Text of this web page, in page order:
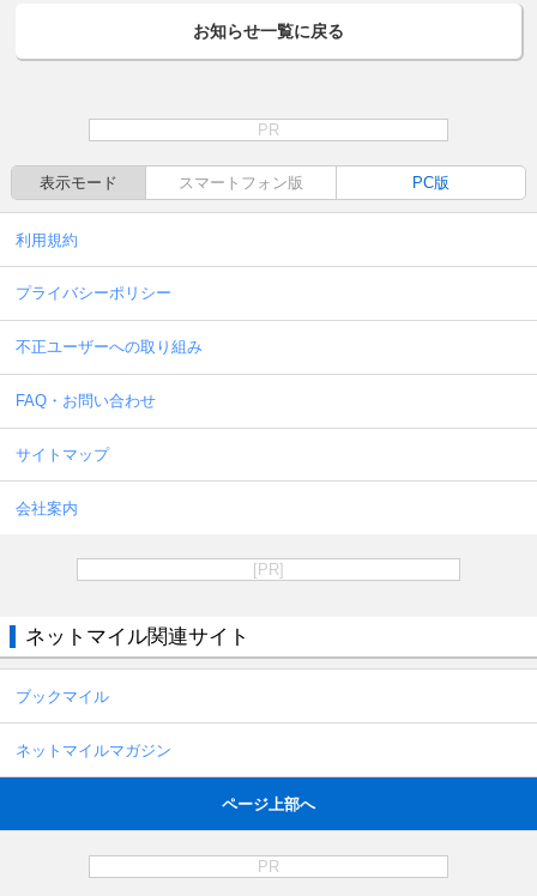
お知らせ一覧に戻る
PR
表示モード スマートフォン版 PC版
利用規約
プライバシーポリシー
不正ユーザーへの取り組み
FAQ・お問い合わせ
サイトマップ
会社案内
[PR]
ネットマイル関連サイト
ブックマイル
ネットマイルマガジン
ページ上部へ
PR